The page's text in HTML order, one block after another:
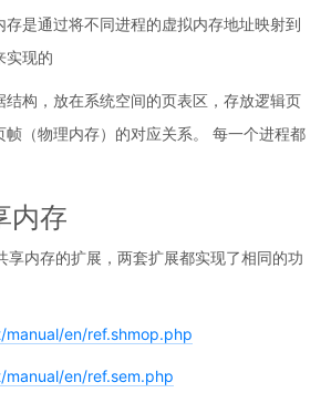
是通过将不同进程的虚拟内存地址映射到
实现的
结构，放在系统空间的页表区，存放逻辑页
帧（物理内存）的对应关系。 每一个进程都
内存
享内存的扩展，两套扩展都实现了相同的功
en/ref.shmop.php
en/ref.sem.php